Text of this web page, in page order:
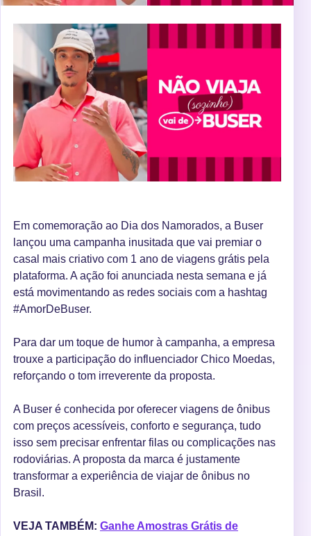
Em comemoração ao Dia dos Namorados, a Buser
lançou uma campanha inusitada que vai premiar o
casal mais criativo com 1 ano de viagens grátis pela
plataforma. A ação foi anunciada nesta semana e já
está movimentando as redes sociais com a hashtag
#AmorDeBuser.
Para dar um toque de humor à campanha, a empresa
trouxe a participação do influenciador Chico Moedas,
reforçando o tom irreverente da proposta.
A Buser é conhecida por oferecer viagens de ônibus
com preços acessíveis, conforto e segurança, tudo
isso sem precisar enfrentar filas ou complicações nas
rodoviárias. A proposta da marca é justamente
transformar a experiência de viajar de ônibus no
Brasil.
VEJA TAMBÉM: Ganhe Amostras Grátis de